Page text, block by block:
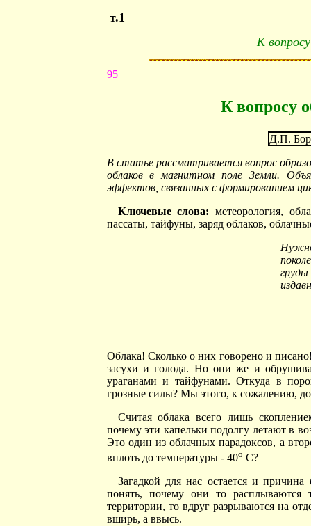
т.1
К
95
К вопросу
Д.П.
В статье рассматривается вопрос
облаков в магнитном поле Земли.
эффектов, связанных с формированием
Ключевые слова: метеорология,
пассаты, тайфуны, заряд облаков,
Облака! Сколько о них говорено и
засухи и голода. Но они же и
ураганами и тайфунами. Откуда в
грозные силы? Мы этого, к сожалению,
Считая облака всего лишь
почему эти капельки подолгу летают в
Это один из облачных парадоксов, а
вплоть до температуры - 40о С?
Загадкой для нас остается и
понять, почему они то
территории, то вдруг разрываются на
вширь, а ввысь.